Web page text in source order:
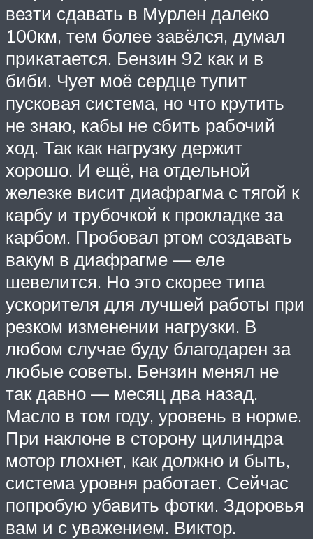
везти сдавать в Мурлен далеко
100км, тем более завёлся, думал
прикатается. Бензин 92 как и в
биби. Чует моё сердце тупит
пусковая система, но что крутить
не знаю, кабы не сбить рабочий
ход. Так как нагрузку держит
хорошо. И ещё, на отдельной
железке висит диафрагма с тягой к
карбу и трубочкой к прокладке за
карбом. Пробовал ртом создавать
вакум в диафрагме — еле
шевелится. Но это скорее типа
ускорителя для лучшей работы при
резком изменении нагрузки. В
любом случае буду благодарен за
любые советы. Бензин менял не
так давно — месяц два назад.
Масло в том году, уровень в норме.
При наклоне в сторону цилиндра
мотор глохнет, как должно и быть,
система уровня работает. Сейчас
попробую убавить фотки. Здоровья
вам и с уважением. Виктор.